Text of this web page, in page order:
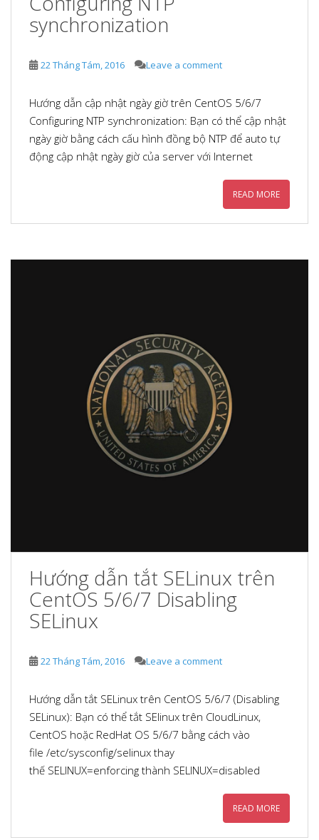
synchronization
22 Tháng Tám, 2016 Leave a comment
Hướng dẫn cập nhật ngày giờ trên CentOS 5/6/7
Configuring NTP synchronization: Bạn có thể cập nhật
ngày giờ bằng cách cấu hình đồng bộ NTP để auto tự
động cập nhật ngày giờ của server với Internet
READ MORE
Hướng dẫn tắt SELinux trên
CentOS 5/6/7 Disabling
SELinux
22 Tháng Tám, 2016 Leave a comment
Hướng dẫn tắt SELinux trên CentOS 5/6/7 (Disabling
SELinux): Bạn có thể tắt SElinux trên CloudLinux,
CentOS hoặc RedHat OS 5/6/7 bằng cách vào
file /etc/sysconfig/selinux thay
thế SELINUX=enforcing thành SELINUX=disabled
READ MORE